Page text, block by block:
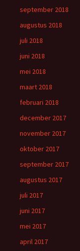
september 2018
augustus 2018
juli 2018
juni 2018
mei 2018
maart 2018
februari 2018
december 2017
november 2017
oktober 2017
september 2017
augustus 2017
juli 2017
juni 2017
mei 2017
april 2017